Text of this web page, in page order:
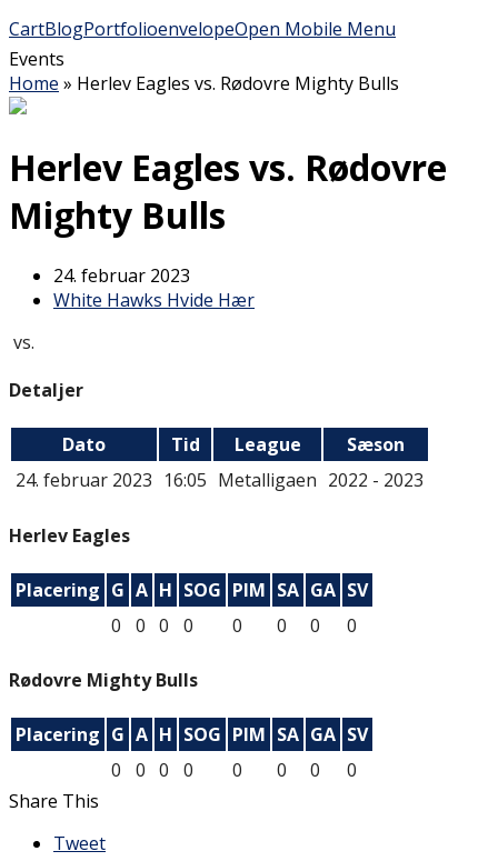
CartBlogPortfolioenvelopeOpen Mobile Menu
Events
Home » Herlev Eagles vs. Rødovre Mighty Bulls
Herlev Eagles vs. Rødovre
Mighty Bulls
24. februar 2023
White Hawks Hvide Hær
vs.
Detaljer
Dato Tid League
Sæson
24. februar 2023 16:05 Metalligaen 2022 - 2023
Herlev Eagles
Placering G A H SOG PIM SA GA SV
0
0 0 0 0 0 0 0
Rødovre Mighty Bulls
Placering G A H SOG PIM SA GA SV
0
0 0 0 0 0 0
0
Share This
Tweet